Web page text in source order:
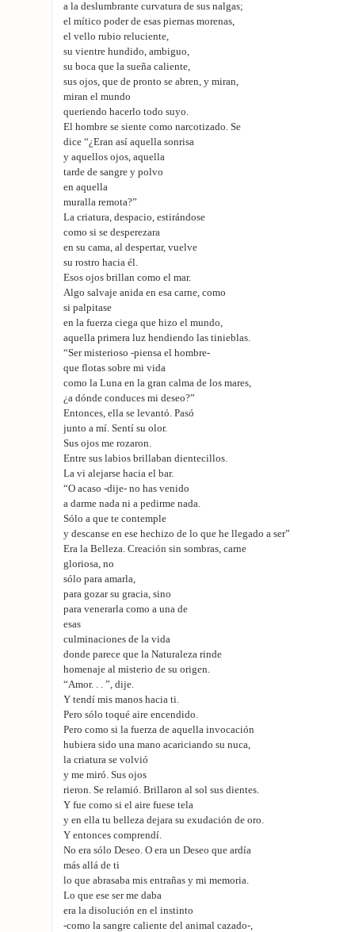
a la deslumbrante curvatura de sus nalgas;
el mítico poder de esas piernas morenas,
el vello rubio reluciente,
su vientre hundido, ambiguo,
su boca que la sueña caliente,
sus ojos, que de pronto se abren, y miran,
miran el mundo
queriendo hacerlo todo suyo.
El hombre se siente como narcotizado. Se
dice “¿Eran así aquella sonrisa
y aquellos ojos, aquella
tarde de sangre y polvo
en aquella
muralla remota?”
La criatura, despacio, estirándose
como si se desperezara
en su cama, al despertar, vuelve
su rostro hacia él.
Esos ojos brillan como el mar.
Algo salvaje anida en esa carne, como
si palpitase
en la fuerza ciega que hizo el mundo,
aquella primera luz hendiendo las tinieblas.
“Ser misterioso -piensa el hombre-
que flotas sobre mi vida
como la Luna en la gran calma de los mares,
¿a dónde conduces mi deseo?”
Entonces, ella se levantó. Pasó
junto a mí. Sentí su olor.
Sus ojos me rozaron.
Entre sus labios brillaban dientecillos.
La vi alejarse hacia el bar.
“O acaso -dije- no has venido
a darme nada ni a pedirme nada.
Sólo a que te contemple
y descanse en ese hechizo de lo que he llegado a ser”
Era la Belleza. Creación sin sombras, carne
gloriosa, no
sólo para amarla,
para gozar su gracia, sino
para venerarla como a una de
esas
culminaciones de la vida
donde parece que la Naturaleza rinde
homenaje al misterio de su origen.
“Amor. . . ”, dije.
Y tendí mis manos hacia ti.
Pero sólo toqué aire encendido.
Pero como si la fuerza de aquella invocación
hubiera sido una mano acariciando su nuca,
la criatura se volvió
y me miró. Sus ojos
rieron. Se relamió. Brillaron al sol sus dientes.
Y fue como si el aire fuese tela
y en ella tu belleza dejara su exudación de oro.
Y entonces comprendí.
No era sólo Deseo. O era un Deseo que ardía
más allá de ti
lo que abrasaba mis entrañas y mi memoria.
Lo que ese ser me daba
era la disolución en el instinto
-como la sangre caliente del animal cazado-,